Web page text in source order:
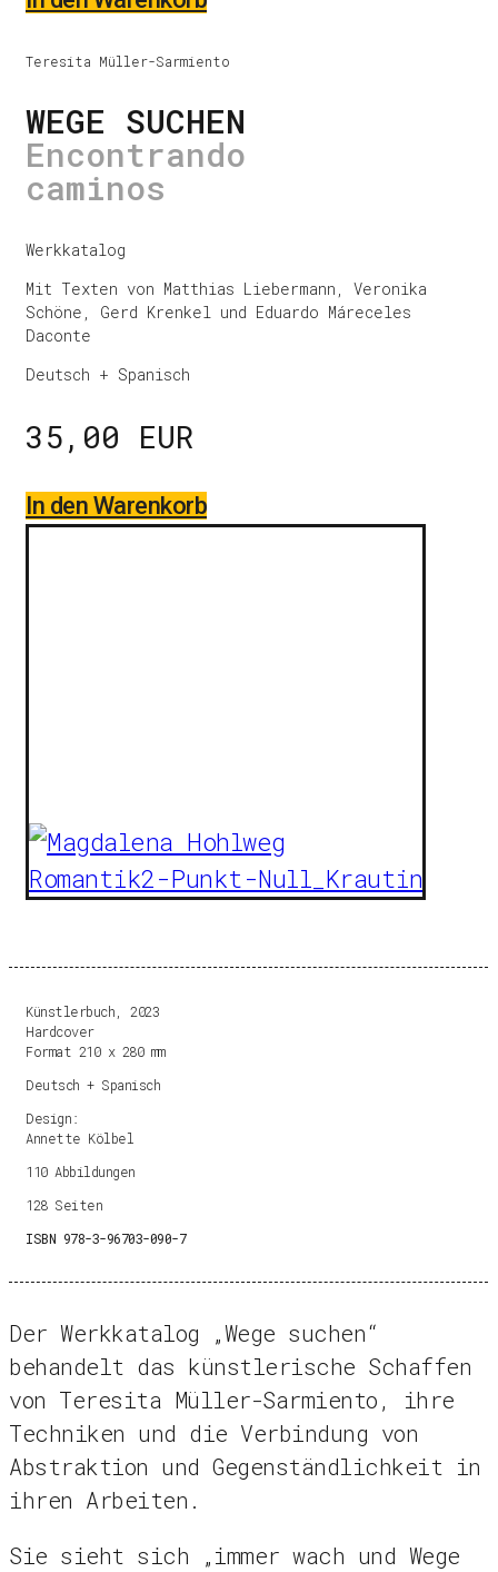
Teresita Müller-Sarmiento
WEGE SUCHEN
Encontrando
caminos
Werkkatalog
Mit Texten von Matthias Liebermann, Veronika
Schöne, Gerd Krenkel und Eduardo Máreceles
Daconte
Deutsch + Spanisch
35,00 EUR
In den Warenkorb
Künstlerbuch, 2023
Hardcover
Format 210 x 280 mm
Deutsch + Spanisch
Design:
Annette Kölbel
110 Abbildungen
128 Seiten
ISBN 978-3-96703-090-7
Der Werkkatalog „Wege suchen“
behandelt das künstlerische Schaffen
von Teresita Müller-Sarmiento, ihre
Techniken und die Verbindung von
Abstraktion und Gegenständlichkeit in
ihren Arbeiten.
Sie sieht sich „immer wach und Wege